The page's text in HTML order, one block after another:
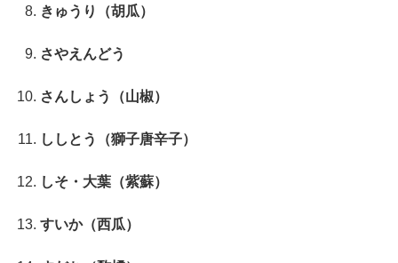
きゅうり（胡瓜）
さやえんどう
さんしょう（山椒）
ししとう（獅子唐辛子）
しそ・大葉（紫蘇）
すいか（西瓜）